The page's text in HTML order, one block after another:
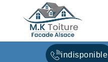
indisponible